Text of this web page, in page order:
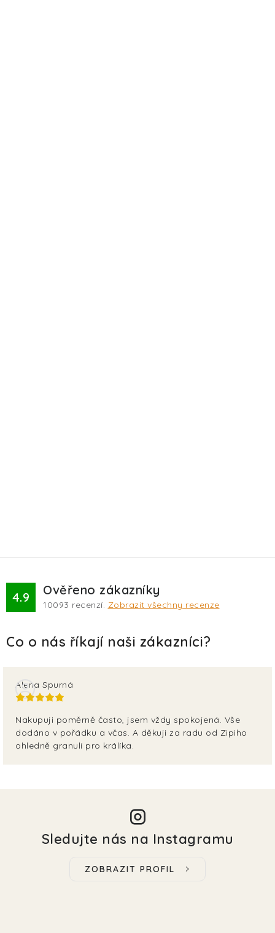
4.9 Ověřeno zákazníky
10093 recenzí. Zobrazit všechny recenze
Alena Spurná
Nakupuji poměrně často, jsem vždy spokojená. Vše
dodáno v pořádku a včas. A děkuji za radu od Zipiho
ohledně granulí pro králíka.
Sledujte nás na Instagramu
ZOBRAZIT PROFIL